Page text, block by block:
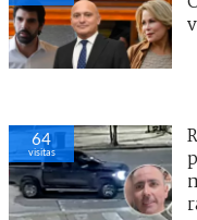
64
visitas